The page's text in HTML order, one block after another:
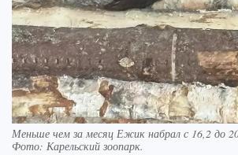
Меньше чем за месяц Ежик набрал с 16,2 до
Фото: Карельский зоопарк.